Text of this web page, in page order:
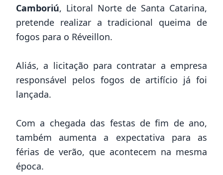
Camboriú, Litoral Norte de Santa Catarina,
pretende realizar a tradicional queima de
fogos para o Réveillon.
Aliás, a licitação para contratar a empresa
responsável pelos fogos de artifício já foi
lançada.
Com a chegada das festas de fim de ano,
também aumenta a expectativa para as
férias de verão, que acontecem na mesma
época.